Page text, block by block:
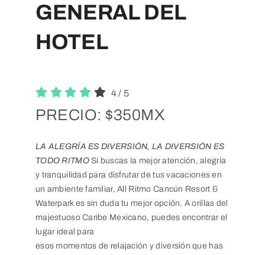
GENERAL DEL
HOTEL
4/ 5
PRECIO: $350MX
LA ALEGRÍA ES DIVERSIÓN, LA DIVERSIÓN ES
TODO RITMOSi buscas la mejor atención, alegría
y tranquilidad para disfrutar de tus vacaciones en
un ambiente familiar, All Ritmo Cancún Resort &
Waterpark es sin duda tu mejor opción. A orillas del
majestuoso Caribe Mexicano, puedes encontrar el
lugar ideal para
esos momentos de relajación y diversión que has